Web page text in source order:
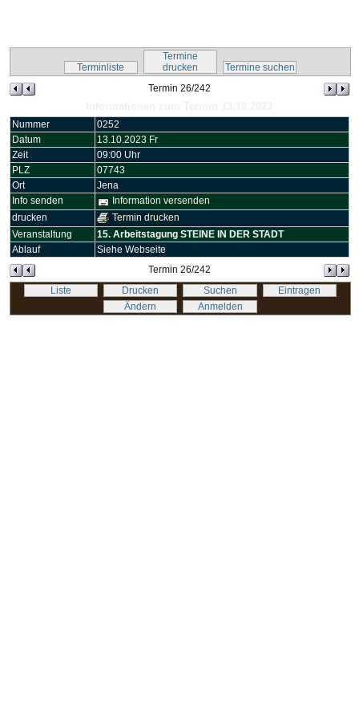
Terminliste
Termine
drucken
Termine suchen
Termin 26/242
Nummer
0252
Datum
13.10.2023 Fr
Zeit
09:00 Uhr
PLZ
07743
Ort
Jena
Info senden
Information versenden
drucken
Termin drucken
Veranstaltung
15. Arbeitstagung STEINE IN DER STADT
Ablauf
Siehe Webseite
Termin 26/242
Liste
Drucken Suchen
Eintragen
Ändern
Anmelden